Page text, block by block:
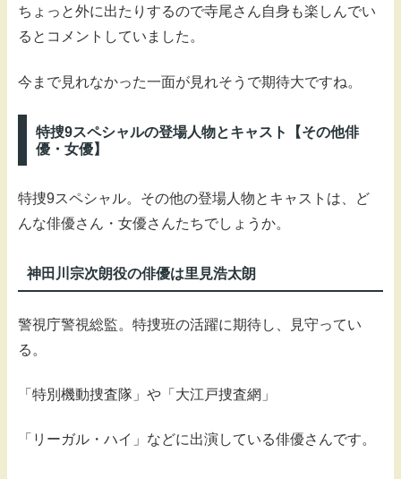
ちょっと外に出たりするので寺尾さん自身も楽しんでい
るとコメントしていました。
今まで見れなかった一面が見れそうで期待大ですね。
特捜9スペシャルの登場人物とキャスト【その他俳
優・女優】
特捜9スペシャル。その他の登場人物とキャストは、ど
んな俳優さん・女優さんたちでしょうか。
神田川宗次朗役の俳優は里見浩太朗
警視庁警視総監。特捜班の活躍に期待し、見守ってい
る。
「特別機動捜査隊」や「大江戸捜査網」
「リーガル・ハイ」などに出演している俳優さんです。